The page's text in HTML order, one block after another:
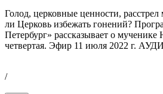
Голод, церковные ценности,
ли Церковь избежать гонений?
Петербург» рассказывает о
четвертая. Эфир 11 июля 2022 г.
/